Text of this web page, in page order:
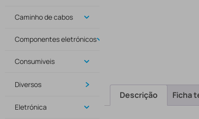
Caminho de cabos
Componentes eletrónicos
Consumiveis
Diversos
Eletrónica
Descrição Ficha